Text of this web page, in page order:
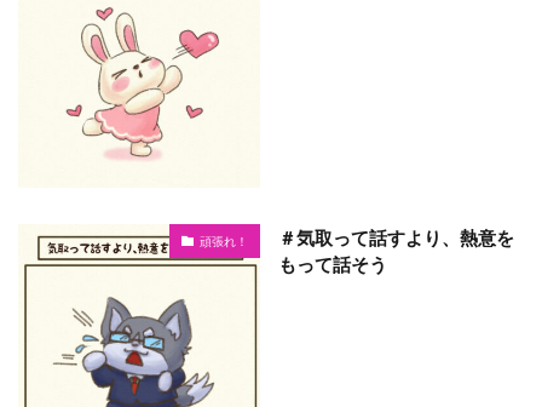
頑張れ！
＃気取って話すより、熱意を
もって話そう